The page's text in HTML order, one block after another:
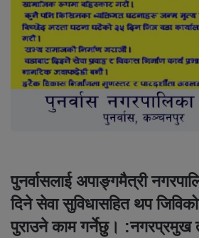
पुनर्वासलाई अपाङ्गमैत्री
दिने सेवा सुविधासहित थप
पुराउने काम गर्नेछु। :नगरप्रमुख